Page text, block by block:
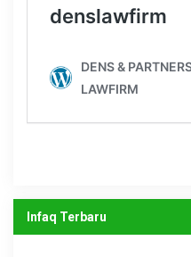
Infaq Terbaru